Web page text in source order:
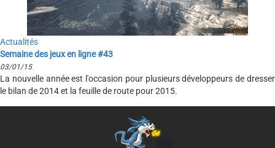
Actualités
Semaine des jeux en ligne #43
03/01/15
La nouvelle année est l'occasion pour plusieurs développeurs de dresser
le bilan de 2014 et la feuille de route pour 2015.